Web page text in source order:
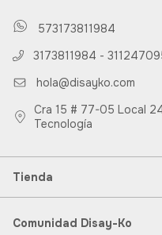
573173811984
3173811984 -
hola@disayko.com
Cra 15 # 77-05 Local
Tecnología
Tienda
Comunidad Disay-Ko